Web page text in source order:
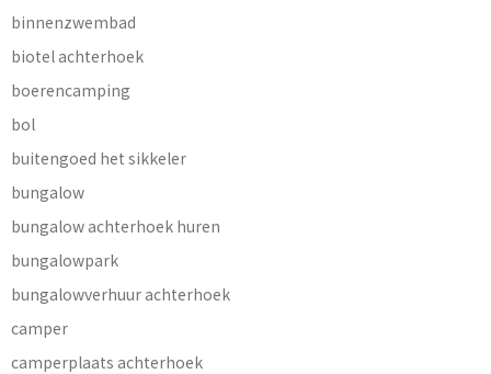
binnenzwembad
biotel achterhoek
boerencamping
bol
buitengoed het sikkeler
bungalow
bungalow achterhoek huren
bungalowpark
bungalowverhuur achterhoek
camper
camperplaats achterhoek